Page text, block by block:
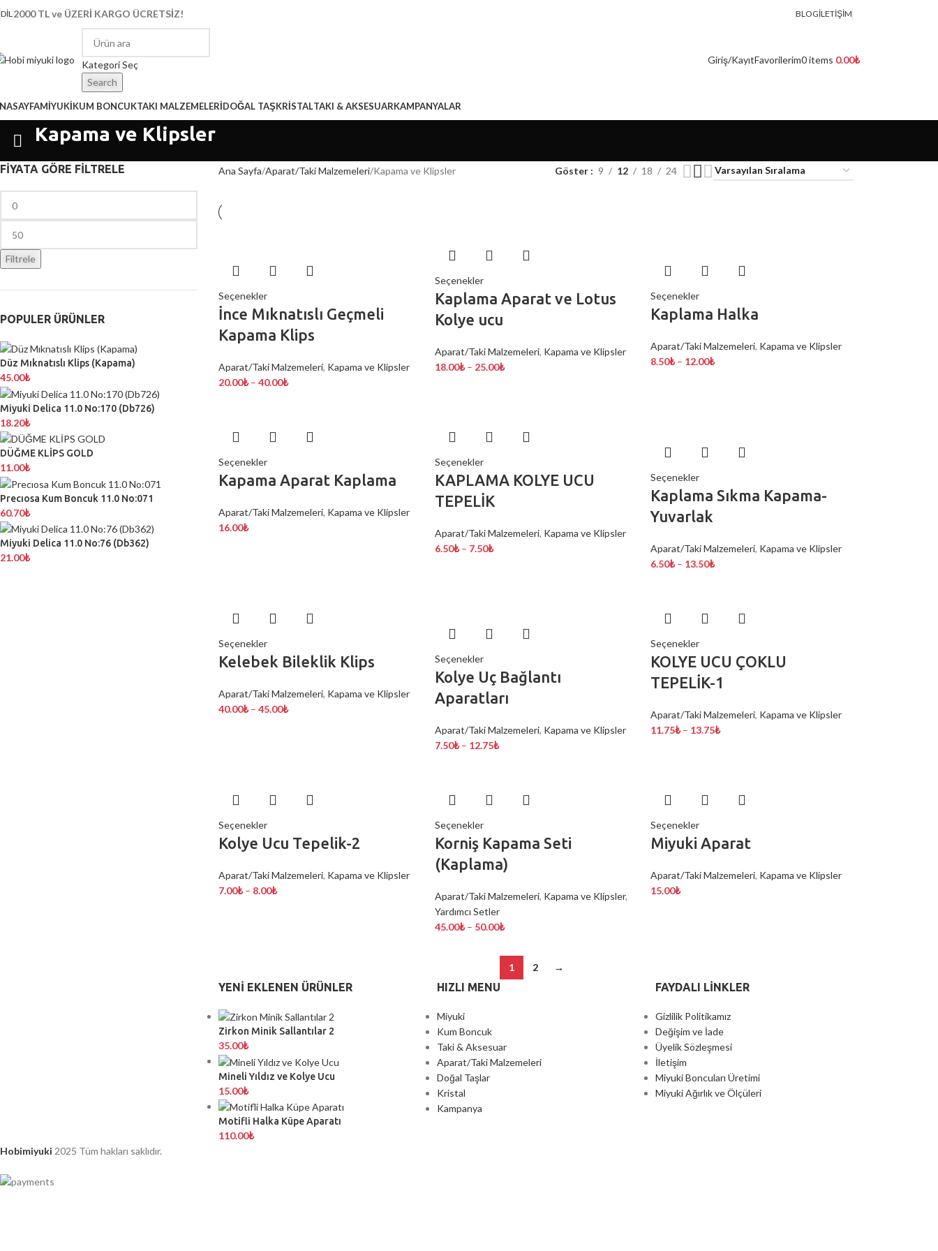
DIL2000 TL ve ÜZERİ KARGO ÜCRETSİZ! BLOGİLETIŞIM
Kategori Seç
Search
Giriş/KayıtFavorilerim0items 0.00₺
MİYUKİKUM BONCUKTAKI MALZEMELERİDOĞAL TAŞKRİSTALTAKI & AKSESUARKAMPANYALAR
Kapama ve Klipsler
FİYATA GÖRE FİLTRELE
Filtrele
POPULER ÜRÜNLER
Düz Mıknatıslı Klips (Kapama)
45.00₺
Miyuki Delica 11.0 No:170 (Db726)
18.20₺
DÜĞME KLİPS GOLD
11.00₺
Precıosa Kum Boncuk 11.0 No:071
60.70₺
Miyuki Delica 11.0 No:76 (Db362)
21.00₺
Ana Sayfa Aparat/Taki Malzemeleri Kapama ve Klipsler Göster 9 12 18 24
Seçenekler
İnce Mıknatıslı Geçmeli
Kapama Klips
Aparat/Taki Malzemeleri, Kapama ve Klipsler
20.00₺ – 40.00₺
Seçenekler
Kaplama Aparat ve Lotus
Kolye ucu
Aparat/Taki Malzemeleri, Kapama ve Klipsler
18.00₺ – 25.00₺
Seçenekler
Kaplama Halka
Aparat/Taki Malzemeleri, Kapama ve Klipsler
8.50₺ – 12.00₺
Seçenekler
Kapama Aparat Kaplama
Aparat/Taki Malzemeleri, Kapama ve Klipsler
16.00₺
Seçenekler
KAPLAMA KOLYE UCU
TEPELİK
Aparat/Taki Malzemeleri, Kapama ve Klipsler
6.50₺ – 7.50₺
Seçenekler
Kaplama Sıkma Kapama-
Yuvarlak
Aparat/Taki Malzemeleri, Kapama ve Klipsler
6.50₺ – 13.50₺
Seçenekler
Kelebek Bileklik Klips
Aparat/Taki Malzemeleri, Kapama ve Klipsler
40.00₺ – 45.00₺
Seçenekler
Kolye Uç Bağlantı
Aparatları
Aparat/Taki Malzemeleri, Kapama ve Klipsler
7.50₺ – 12.75₺
Seçenekler
KOLYE UCU ÇOKLU
TEPELİK-1
Aparat/Taki Malzemeleri, Kapama ve Klipsler
11.75₺ – 13.75₺
Seçenekler
Kolye Ucu Tepelik-2
Aparat/Taki Malzemeleri, Kapama ve Klipsler
7.00₺ – 8.00₺
Seçenekler
Korniş Kapama Seti
(Kaplama)
Aparat/Taki Malzemeleri, Kapama ve Klipsler,
Yardımcı Setler
45.00₺ – 50.00₺
Seçenekler
Miyuki Aparat
Aparat/Taki Malzemeleri, Kapama ve Klipsler
15.00₺
1 2 →
YENI EKLENEN ÜRÜNLER
Zirkon Minik Sallantılar 2
35.00₺
Mineli Yıldız ve Kolye Ucu
15.00₺
Motifli Halka Küpe Aparatı
110.00₺
HIZLI MENU
Miyuki
Kum Boncuk
Taki & Aksesuar
Aparat/Taki Malzemeleri
Doğal Taşlar
Kristal
Kampanya
FAYDALI LİNKLER
Gizlilik Politikamız
Değişim ve İade
Üyelik Sözleşmesi
İletişim
Miyuki Boncuları Üretimi
Miyuki Ağırlık ve Ölçüleri
Hobimiyuki 2025 Tüm hakları saklıdır.